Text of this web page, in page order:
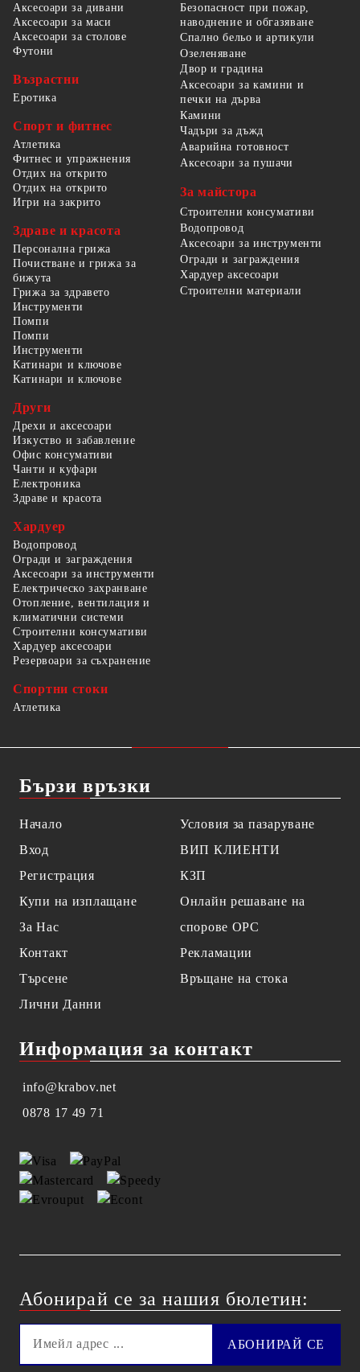
Аксесоари за дивани
Аксесоари за маси
Аксесоари за столове
Футони
Възрастни
Еротика
Спорт и фитнес
Атлетика
Фитнес и упражнения
Отдих на открито
Отдих на открито
Игри на закрито
Здраве и красота
Персонална грижа
Почистване и грижа за
бижута
Грижа за здравето
Безопасност при пожар,
наводнение и обгазяване
Спално бельо и артикули
Озеленяване
Двор и градина
Аксесоари за камини и
печки на дърва
Камини
Чадъри за дъжд
Аварийна готовност
Аксесоари за пушачи
За майстора
Строителни консумативи
Водопровод
Аксесоари за инструменти
Огради и заграждения
Хардуер аксесоари
Строителни материали
Инструменти
Помпи
Помпи
Инструменти
Катинари и ключове
Катинари и ключове
Други
Дрехи и аксесоари
Изкуство и забавление
Офис консумативи
Чанти и куфари
Електроника
Здраве и красота
Хардуер
Водопровод
Огради и заграждения
Аксесоари за инструменти
Електрическо захранване
Отопление, вентилация и
климатични системи
Строителни консумативи
Хардуер аксесоари
Резервоари за съхранение
Спортни стоки
Атлетика
Бързи връзки
Начало
Вход
Регистрация
Купи на изплащане
За Нас
Контакт
Търсене
Лични Данни
Условия за пазаруване
ВИП КЛИЕНТИ
КЗП
Онлайн решаване на
спорове OPC
Рекламации
Връщане на стока
Информация за контакт
info@krabov.net
0878 17 49 71
Абонирай се за нашия бюлетин: